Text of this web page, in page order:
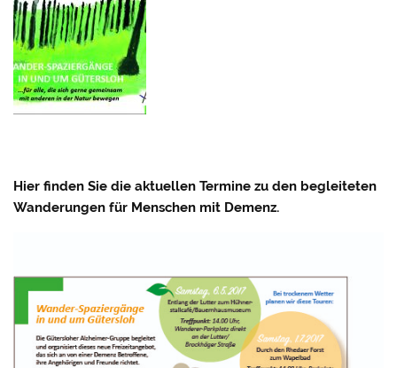
Hier finden Sie die aktuellen Termine zu den begleiteten
Wanderungen für Menschen mit Demenz.